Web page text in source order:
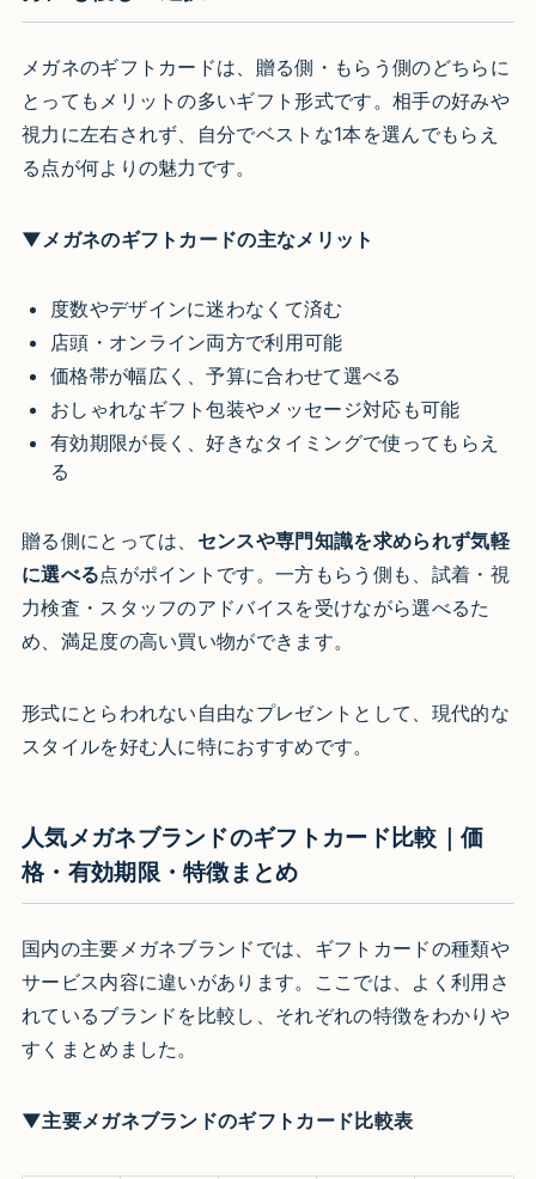
メガネのギフトカードは、贈る側・もらう側のどちらに
とってもメリットの多いギフト形式です。相手の好みや
視力に左右されず、自分でベストな1本を選んでもらえ
る点が何よりの魅力です。
▼メガネのギフトカードの主なメリット
度数やデザインに迷わなくて済む
店頭・オンライン両方で利用可能
価格帯が幅広く、予算に合わせて選べる
おしゃれなギフト包装やメッセージ対応も可能
有効期限が長く、好きなタイミングで使ってもらえ
る
贈る側にとっては、 センスや専門知識を求められず気軽
に選べる点がポイントです。一方もらう側も、試着・視
力検査・スタッフのアドバイスを受けながら選べるた
め、満足度の高い買い物ができます。
形式にとらわれない自由なプレゼントとして、現代的な
スタイルを好む人に特におすすめです。
人気メガネブランドのギフトカード比較｜価
格・有効期限・特徴まとめ
国内の主要メガネブランドでは、ギフトカードの種類や
サービス内容に違いがあります。ここでは、よく利用さ
れているブランドを比較し、それぞれの特徴をわかりや
すくまとめました。
▼主要メガネブランドのギフトカード比較表